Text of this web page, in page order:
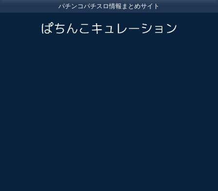
パチンコパチスロ情報まとめサイト